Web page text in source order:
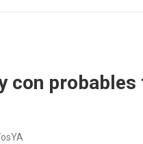
con probables